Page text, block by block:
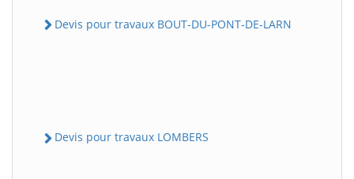
Devis pour travaux BOUT-DU-PONT-DE-LARN
Devis pour travaux LOMBERS